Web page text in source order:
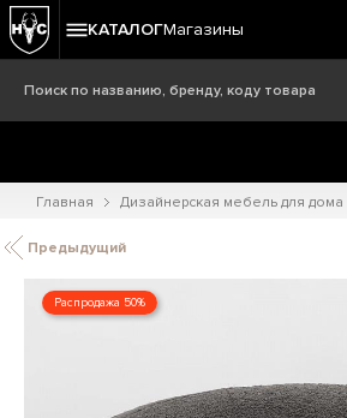
КАТАЛОГМагазины
Главная Дизайнерская мебель для дома
Предыдущий
Распродажа 50%